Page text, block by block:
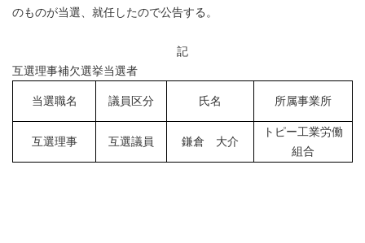
のものが当選、就任したので公告する。
記
互選理事補欠選挙当選者
当選職名 議員区分 氏名 所属事業所
互選理事 互選議員 鎌倉 大介
トピー工業労働
組合